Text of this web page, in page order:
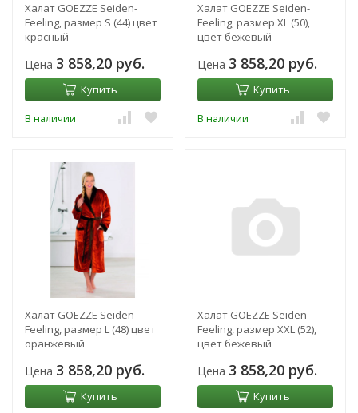
Халат GOEZZE Seiden-
Feeling, размер S (44) цвет
красный
Цена 3 858,20 руб.
Купить
В наличии
Халат GOEZZE Seiden-
Feeling, размер XL (50),
цвет бежевый
Цена 3 858,20 руб.
Купить
В наличии
Халат GOEZZE Seiden-
Feeling, размер L (48) цвет
оранжевый
Цена 3 858,20 руб.
Купить
Халат GOEZZE Seiden-
Feeling, размер XXL (52),
цвет бежевый
Цена 3 858,20 руб.
Купить